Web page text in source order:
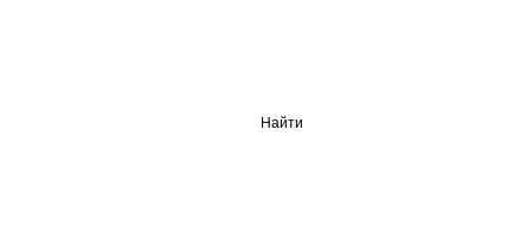
Найти